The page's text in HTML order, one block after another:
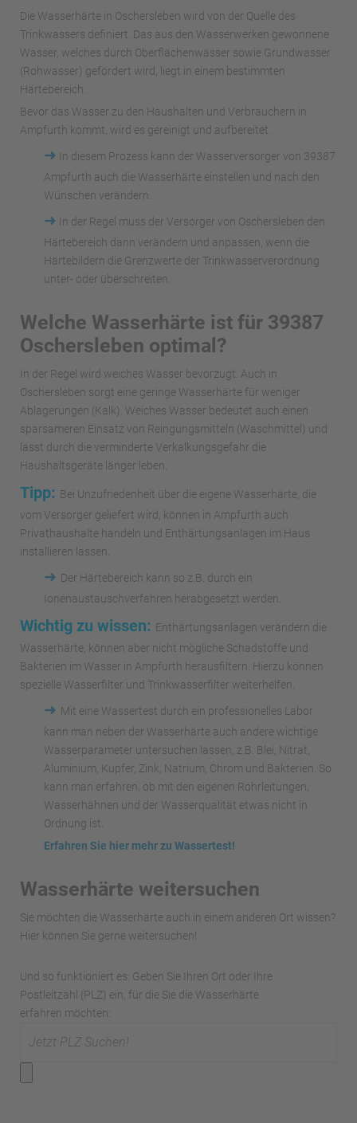
Die Wasserhärte in Oschersleben wird von der Quelle des
Trinkwassers definiert. Das aus den Wasserwerken gewonnene
Wasser, welches durch Oberflächenwässer sowie Grundwasser
(Rohwasser) gefördert wird, liegt in einem bestimmten
Härtebereich.
Bevor das Wasser zu den Haushalten und Verbrauchern in
Ampfurth kommt, wird es gereinigt und aufbereitet.
➜
In diesem Prozess kann der Wasserversorger von 39387
Ampfurth auch die Wasserhärte einstellen und nach den
Wünschen verändern.
➜
In der Regel muss der Versorger von Oschersleben den
Härtebereich dann verändern und anpassen, wenn die
Härtebildern die Grenzwerte der Trinkwasserverordnung
unter- oder überschreiten.
Welche Wasserhärte ist für 39387
Oschersleben optimal?
In der Regel wird weiches Wasser bevorzugt. Auch in
Oschersleben sorgt eine geringe Wasserhärte für weniger
Ablagerungen (Kalk). Weiches Wasser bedeutet auch einen
sparsameren Einsatz von Reingungsmitteln (Waschmittel) und
lässt durch die verminderte Verkalkungsgefahr die
Haushaltsgeräte länger leben.
Tipp: Bei Unzufriedenheit über die eigene Wasserhärte, die
vom Versorger geliefert wird, können in Ampfurth auch
Privathaushalte handeln und Enthärtungsanlagen im Haus
installieren lassen.
➜ Der Härtebereich kann so z.B. durch ein
Ionenaustauschverfahren herabgesetzt werden.
Wichtig zu wissen: Enthärtungsanlagen verändern die
Wasserhärte, können aber nicht mögliche Schadstoffe und
Bakterien im Wasser in Ampfurth herausfiltern. Hierzu können
spezielle Wasserfilter und Trinkwasserfilter weiterhelfen.
➜ Mit eine Wassertest durch ein professionelles Labor
kann man neben der Wasserhärte auch andere wichtige
Wasserparameter untersuchen lassen, z.B. Blei, Nitrat,
Aluminium, Kupfer, Zink, Natrium, Chrom und Bakterien. So
kann man erfahren, ob mit den eigenen Rohrleitungen,
Wasserhähnen und der Wasserqualität etwas nicht in
Ordnung ist.
Erfahren Sie hier mehr zu Wassertest!
Wasserhärte weitersuchen
Sie möchten die Wasserhärte auch in einem anderen Ort wissen?
Hier können Sie gerne weitersuchen!
Und so funktioniert es: Geben Sie Ihren Ort oder Ihre
Postleitzahl (PLZ) ein, für die Sie die Wasserhärte
erfahren möchten: